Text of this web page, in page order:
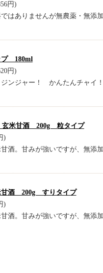
円)
ではありませんが無農薬・無添
プ 180ml
円)
ンジャー！ かんたんチャイ！
米甘酒 200g 粒タイプ
)
酒。甘みが強いですが、無添
酒 200g すりタイプ
)
酒。甘みが強いですが、無添